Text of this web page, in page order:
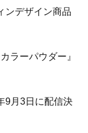
ンデザイン商品
ラーパウダー』
9月3日に配信決